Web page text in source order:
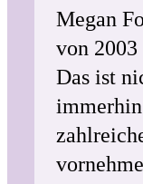
Megan
von
Das ist